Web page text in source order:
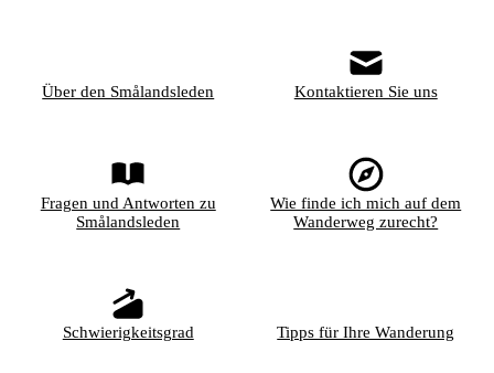
Über den Smålandsleden Kontaktieren Sie uns
Fragen und Antworten zu
Smålandsleden
Wie finde ich mich auf dem
Wanderweg zurecht?
Schwierigkeitsgrad Tipps für Ihre Wanderung